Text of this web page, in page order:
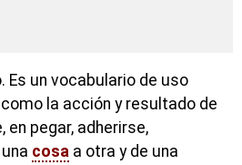
un vocabulario de uso
la acción y resultado de
en pegar, adherirse,
cosa a otra y de una